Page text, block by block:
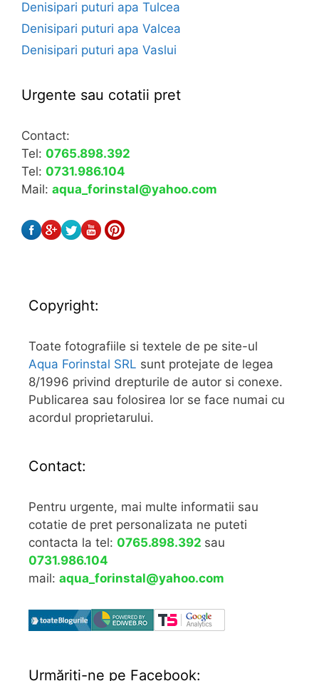
Denisipari puturi apa Tulcea
Denisipari puturi apa Valcea
Denisipari puturi apa Vaslui
Urgente sau cotatii pret
Contact:
Tel: 0765.898.392
Tel: 0731.986.104
Mail: aqua_forinstal@yahoo.com
Copyright:
Toate fotografiile si textele de pe site-ul
Aqua Forinstal SRL sunt protejate de legea
8/1996 privind drepturile de autor si conexe.
Publicarea sau folosirea lor se face numai cu
acordul proprietarului.
Contact:
Pentru urgente, mai multe informatii sau
cotatie de pret personalizata ne puteti
contacta la tel: 0765.898.392 sau
0731.986.104
mail: aqua_forinstal@yahoo.com
Urmăriţi-ne pe Facebook: